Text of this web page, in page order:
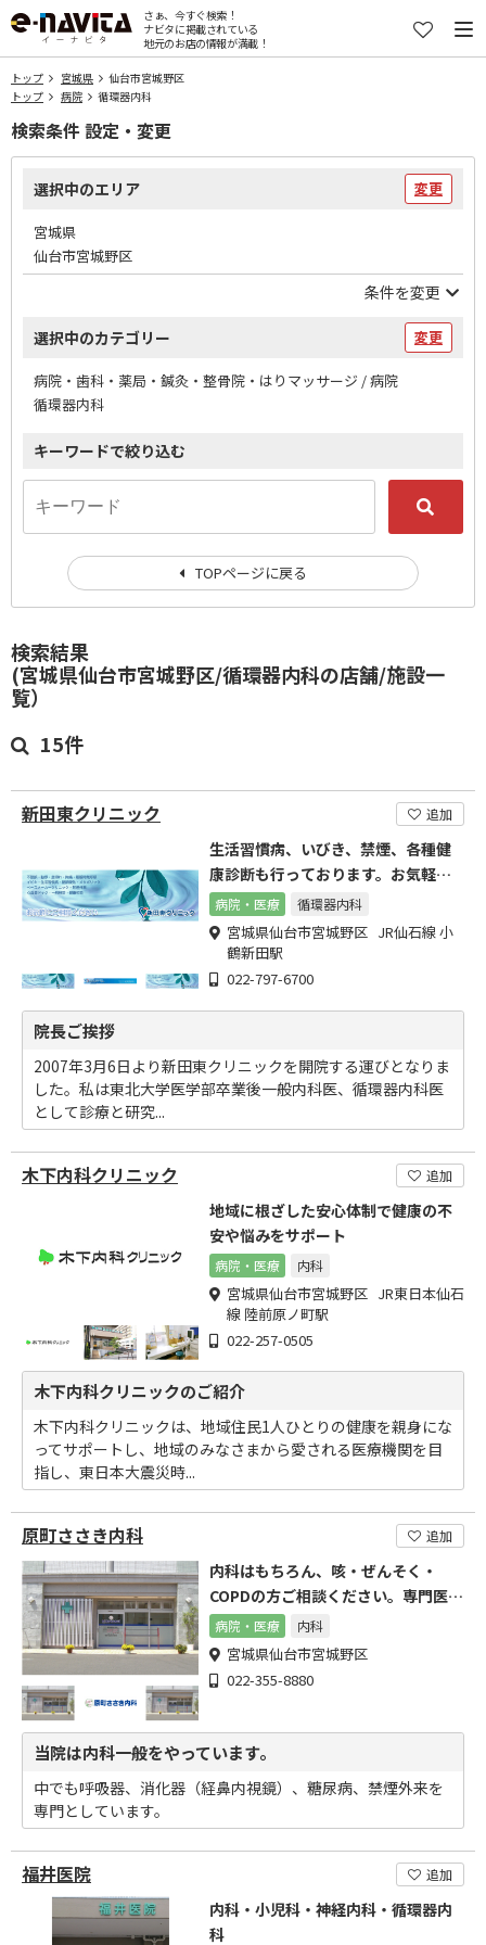
さぁ、今すぐ検索！
ナビタに掲載されている
地元のお店の情報が満載！
トップ 宮城県
仙台市宮城野区
トップ
病院 循環器内科
検索結果
(宮城県仙台市宮城野区/循環器内科の店舗/施設一
覧）
15件
新田東クリニック 追加
生活習慣病、いびき、禁煙、各種健
康診断も行っております。お気軽に
ご相談ください。
病院・医療 循環器内科
宮城県仙台市宮城野区 JR仙石線 小
鶴新田駅
022-797-6700
院長ご挨拶
2007年3月6日より新田東クリニックを開院する運びとなりま
した。私は東北大学医学部卒業後一般内科医、循環器内科医
として診療と研究...
木下内科クリニック 追加
地域に根ざした安心体制で健康の不
安や悩みをサポート
病院・医療 内科
宮城県仙台市宮城野区 JR東日本仙石
線 陸前原ノ町駅
022-257-0505
木下内科クリニックのご紹介
木下内科クリニックは、地域住民1人ひとりの健康を親身にな
ってサポートし、地域のみなさまから愛される医療機関を目
指し、東日本大震災時...
原町ささき内科 追加
内科はもちろん、咳・ぜんそく・
COPDの方ご相談ください。専門医と
して丁寧に診察します
病院・医療 内科
宮城県仙台市宮城野区
022-355-8880
当院は内科一般をやっています。
中でも呼吸器、消化器（経鼻内視鏡）、糖尿病、禁煙外来を
専門としています。
福井医院 追加
内科・小児科・神経内科・循環器内
科
検索条件 設定・変更
選択中のエリア 変更
宮城県
仙台市宮城野区
条件を変更
選択中のカテゴリー 変更
病院・歯科・薬局・鍼灸・整骨院・はりマッサージ / 病院
循環器内科
キーワードで絞り込む
TOPページに戻る